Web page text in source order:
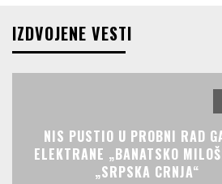
IZDVOJENE VESTI
NIS PUSTIO U PROBNI RAD
ELEKTRANE „BANATSKO
„SRPSKA CRNJA“